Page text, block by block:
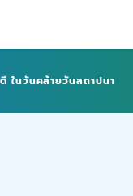
ในวันคล้ายวันสถาปนา